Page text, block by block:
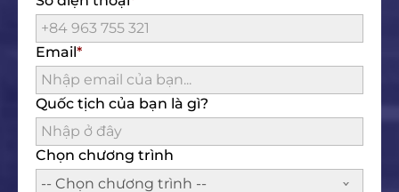
Email
Quốc tịch của bạn là gì?
Chọn chương trình
-- Chọn chương trình --